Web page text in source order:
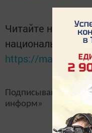
Читайте новости
национальном
https://max.ru/
Подписывайтесь
информ»